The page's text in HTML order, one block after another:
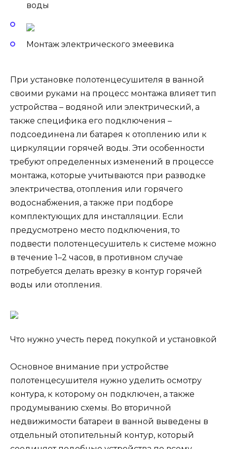
воды
Монтаж электрического змеевика
При установке полотенцесушителя в ванной
своими руками на процесс монтажа влияет тип
устройства – водяной или электрический, а
также специфика его подключения –
подсоединена ли батарея к отоплению или к
циркуляции горячей воды. Эти особенности
требуют определенных изменений в процессе
монтажа, которые учитываются при разводке
электричества, отопления или горячего
водоснабжения, а также при подборе
комплектующих для инсталляции. Если
предусмотрено место подключения, то
подвести полотенцесушитель к системе можно
в течение 1–2 часов, в противном случае
потребуется делать врезку в контур горячей
воды или отопления.
Что нужно учесть перед покупкой и установкой
Основное внимание при устройстве
полотенцесушителя нужно уделить осмотру
контура, к которому он подключен, а также
продумыванию схемы. Во вторичной
недвижимости батареи в ванной выведены в
отдельный отопительный контур, который